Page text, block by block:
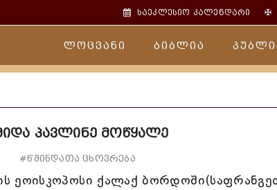
საეკლესიო კალენდარი
ლოცვანი ბიბლია
პავლინე მოწყალე
#წმინდათა ცხოვრება
ეოისკოპოსი ქალაქ